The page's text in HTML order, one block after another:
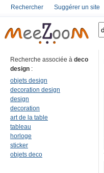
Rechercher Suggérer un site
Recherche associée à deco
design :
objets design
decoration design
design
decoration
art de la table
tableau
horloge
sticker
objets deco